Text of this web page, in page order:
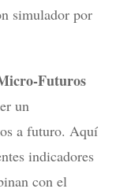
simulador por
Futuros
un
a futuro. Aquí
indicadores
con el